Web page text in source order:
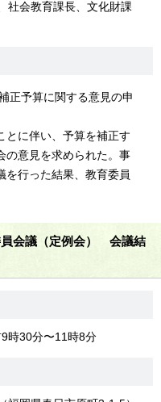
社会教育課長、文化財課
正予算に関する意見の申
とに伴い、予算を補正す
の意見を求められた。事
を行った結果、教育委員
会議（定例会） 会議結
時30分〜11時8分